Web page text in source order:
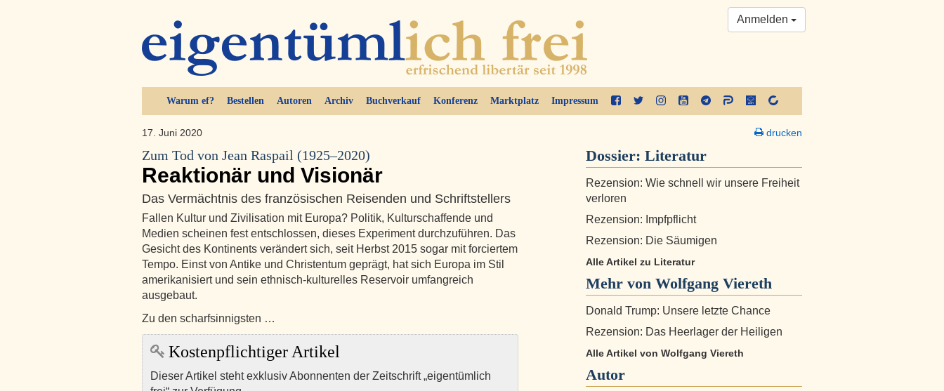
Warum ef? Bestellen Autoren Archiv Buchverkauf Konferenz Marktplatz Impressum
Anmelden
17. Juni 2020
Zum Tod von Jean Raspail (1925–2020)
Reaktionär und Visionär
Das Vermächtnis des französischen Reisenden und Schriftstellers
Fallen Kultur und Zivilisation mit Europa? Politik, Kulturschaffende und
Medien scheinen fest entschlossen, dieses Experiment durchzuführen. Das
Gesicht des Kontinents verändert sich, seit Herbst 2015 sogar mit forciertem
Tempo. Einst von Antike und Christentum geprägt, hat sich Europa im Stil
amerikanisiert und sein ethnisch-kulturelles Reservoir umfangreich
ausgebaut.
Zu den scharfsinnigsten …
Kostenpflichtiger Artikel
Dieser Artikel steht exklusiv Abonnenten der Zeitschrift „eigentümlich
drucken
Dossier: Literatur
Rezension: Wie schnell wir unsere Freiheit
verloren
Rezension: Impfpflicht
Rezension: Die Säumigen
Alle Artikel zu Literatur
Mehr von Wolfgang Viereth
Donald Trump: Unsere letzte Chance
Rezension: Das Heerlager der Heiligen
Alle Artikel von Wolfgang Viereth
Autor